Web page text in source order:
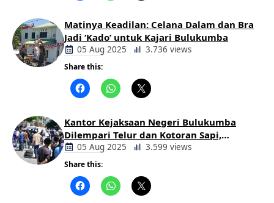
Matinya Keadilan: Celana Dalam dan Bra
Jadi ‘Kado’ untuk Kajari Bulukumba
05 Aug 2025 3.736 views
Share this:
Kantor Kejaksaan Negeri Bulukumba
Dilempari Telur dan Kotoran Sapi,
Keluarga Korban Lakalantas Tuntut
Keadilan
05 Aug 2025 3.599 views
Share this: